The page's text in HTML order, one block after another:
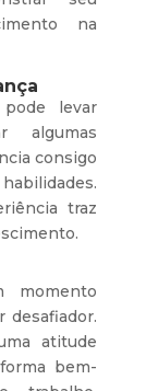
na
levar
algumas
consigo
traz
momento
desafiador.
atitude
bem-